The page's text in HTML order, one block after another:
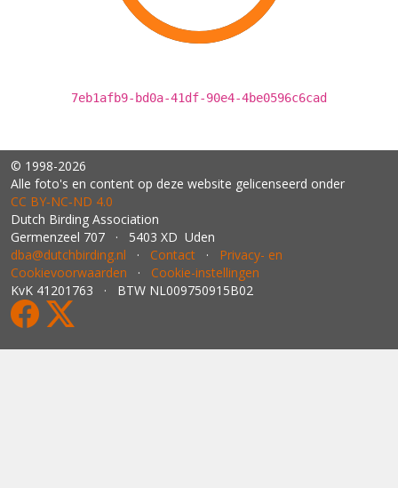
7eb1afb9-bd0a-41df-90e4-4be0596c6cad
© 1998-2026
Alle foto's en content op deze website gelicenseerd onder
CC BY‑NC‑ND 4.0
Dutch Birding Association
Germenzeel 707 · 5403 XD Uden
dba@dutchbirding.nl · Contact · Privacy- en
Cookievoorwaarden · Cookie-instellingen
KvK 41201763 · BTW NL009750915B02